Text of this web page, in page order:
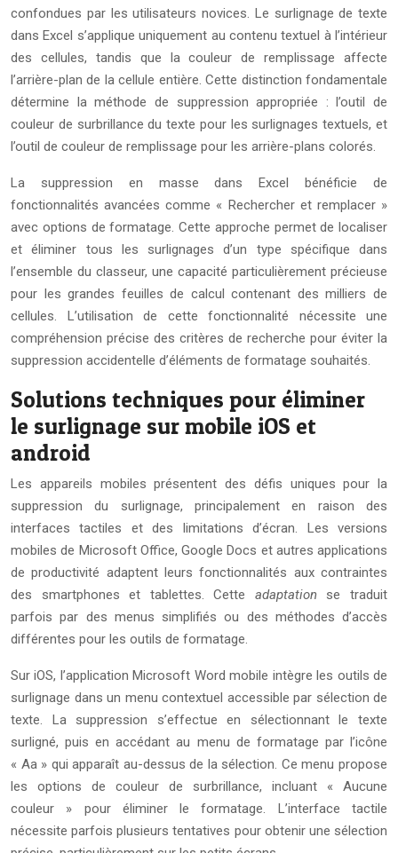
confondues par les utilisateurs novices. Le surlignage de texte
dans Excel s’applique uniquement au contenu textuel à l’intérieur
des cellules, tandis que la couleur de remplissage affecte
l’arrière-plan de la cellule entière. Cette distinction fondamentale
détermine la méthode de suppression appropriée : l’outil de
couleur de surbrillance du texte pour les surlignages textuels, et
l’outil de couleur de remplissage pour les arrière-plans colorés.
La suppression en masse dans Excel bénéficie de
fonctionnalités avancées comme « Rechercher et remplacer »
avec options de formatage. Cette approche permet de localiser
et éliminer tous les surlignages d’un type spécifique dans
l’ensemble du classeur, une capacité particulièrement précieuse
pour les grandes feuilles de calcul contenant des milliers de
cellules. L’utilisation de cette fonctionnalité nécessite une
compréhension précise des critères de recherche pour éviter la
suppression accidentelle d’éléments de formatage souhaités.
Solutions techniques pour éliminer
le surlignage sur mobile iOS et
android
Les appareils mobiles présentent des défis uniques pour la
suppression du surlignage, principalement en raison des
interfaces tactiles et des limitations d’écran. Les versions
mobiles de Microsoft Office, Google Docs et autres applications
de productivité adaptent leurs fonctionnalités aux contraintes
des smartphones et tablettes. Cette adaptation se traduit
parfois par des menus simplifiés ou des méthodes d’accès
différentes pour les outils de formatage.
Sur iOS, l’application Microsoft Word mobile intègre les outils de
surlignage dans un menu contextuel accessible par sélection de
texte. La suppression s’effectue en sélectionnant le texte
surligné, puis en accédant au menu de formatage par l’icône
« Aa » qui apparaît au-dessus de la sélection. Ce menu propose
les options de couleur de surbrillance, incluant « Aucune
couleur » pour éliminer le formatage. L’interface tactile
nécessite parfois plusieurs tentatives pour obtenir une sélection